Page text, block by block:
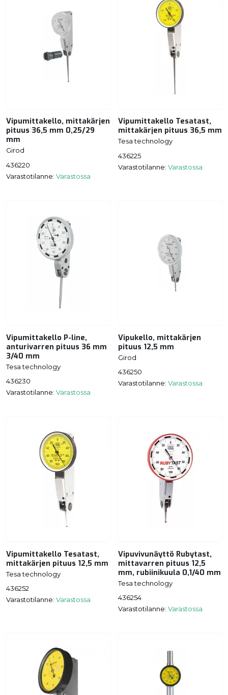
Vipumittakello, mittakärjen
pituus 36,5 mm 0,25/29
mm
Girod
436220
Varastotilanne: Varastossa
Vipumittakello Tesatast,
mittakärjen pituus 36,5 mm
Tesa technology
436225
Varastotilanne: Varastossa
Vipumittakello P-line,
anturivarren pituus 36 mm
3/40 mm
Tesa technology
436230
Varastotilanne: Varastossa
Vipukello, mittakärjen
pituus 12,5 mm
Girod
436250
Varastotilanne: Varastossa
Vipumittakello Tesatast,
mittakärjen pituus 12,5 mm
Tesa technology
436252
Varastotilanne: Varastossa
Vipuvivunäyttö Rubytast,
mittavarren pituus 12,5
mm, rubiinikuula 0,1/40 mm
Tesa technology
436254
Varastotilanne: Varastossa